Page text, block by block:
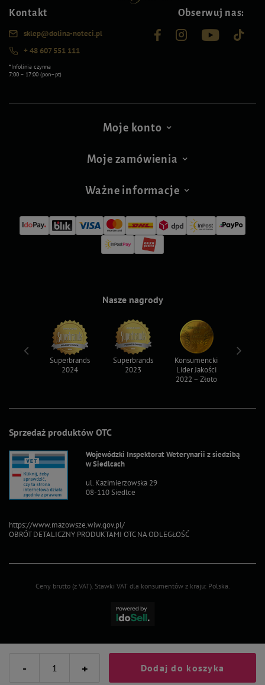
- + Dodaj do koszyka
Kontakt
sklep@dolina-noteci.pl
+ 48 607 551 111
*Infolinia czynna
7:00 – 17:00 (pon–pt)
Obserwuj nas:
Moje konto
Moje zamówienia
Ważne informacje
Sprzedaż produktów OTC
Wojewódzki Inspektorat Weterynarii z siedzibą
w Siedlcach
ul. Kazimierzowska 29
08-110 Siedlce
https://www.mazowsze.wiw.gov.pl/
OBRÓT DETALICZNY PRODUKTAMI OTC NA ODLEGŁOŚĆ
Nasze nagrody
Superbrands
2024
Superbrands
2023
Konsumencki
Lider Jakości
2022 – Złoto
Ceny brutto (z VAT). Stawki VAT dla konsumentów z kraju: Polska